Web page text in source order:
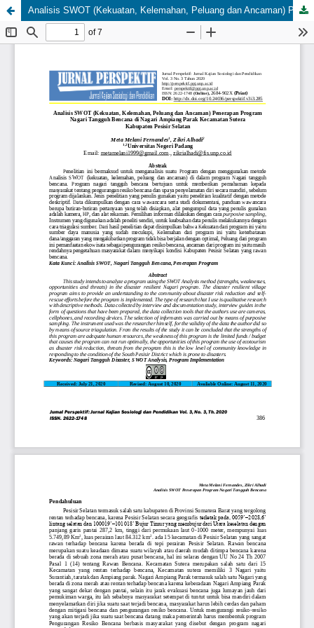
Analisis SWOT (Kekuatan, Kelemahan, Peluang dan Ancaman) Penerapan Program Nagari Tangguh Bencana di Nagari Ampiang Parak Kecamatan Sutera Kabupaten Pesisir Selatan